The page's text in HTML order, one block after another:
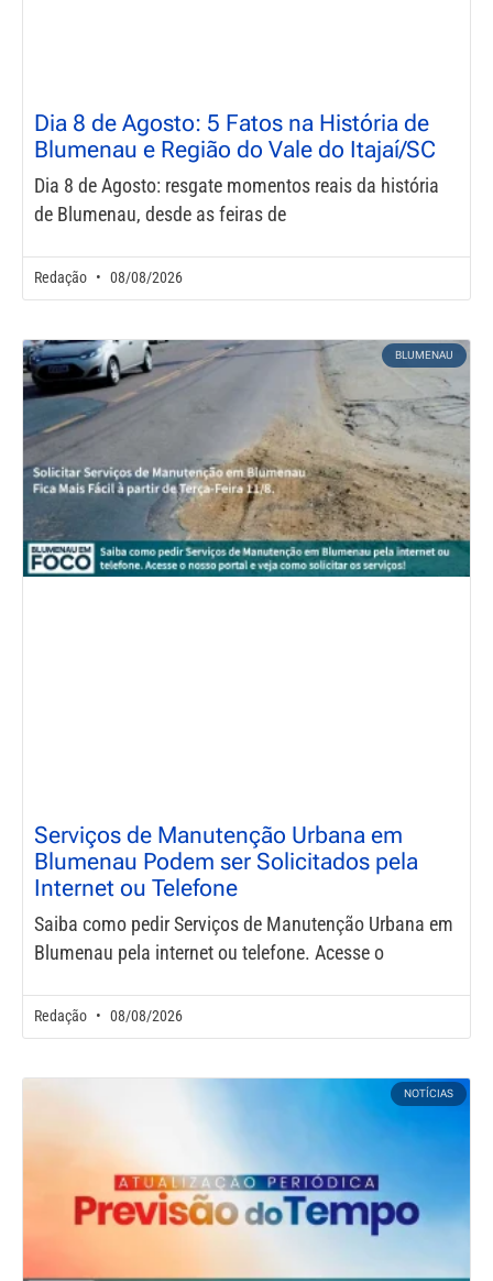
Dia 8 de Agosto: 5 Fatos na História de
Blumenau e Região do Vale do Itajaí/SC
Dia 8 de Agosto: resgate momentos reais da história
de Blumenau, desde as feiras de
Redação 08/08/2026
BLUMENAU
Serviços de Manutenção Urbana em
Blumenau Podem ser Solicitados pela
Internet ou Telefone
Saiba como pedir Serviços de Manutenção Urbana em
Blumenau pela internet ou telefone. Acesse o
Redação 08/08/2026
NOTÍCIAS